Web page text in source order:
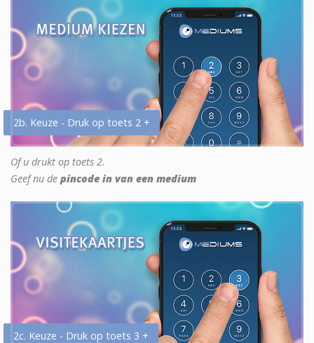
2b. Keuze - Druk op toets 2 +
Of u drukt op toets 2.
Geef nu de pincode in van een medium
2c. Keuze - Druk op toets 3 +